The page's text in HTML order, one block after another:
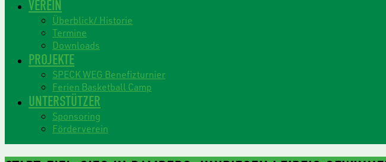
VEREIN
Überblick/ Historie
Termine
Downloads
PROJEKTE
SPECK WEG Benefizturnier
Ferien Basketball Camp
UNTERSTÜTZER
Sponsoring
Förderverein